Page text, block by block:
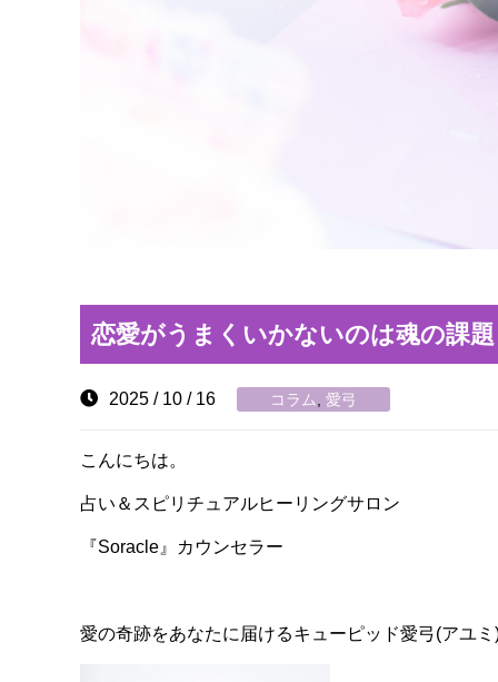
恋愛がうまくいかないのは魂の課
2025 / 10 / 16 コラム 愛弓
こんにちは。
占い＆スピリチュアルヒーリングサロン
『Soracle』カウンセラー
愛の奇跡をあなたに届けるキューピッド愛弓(アユ